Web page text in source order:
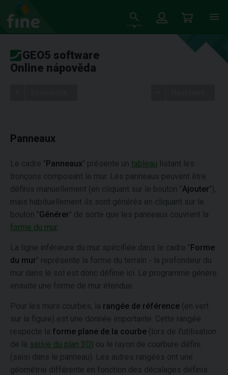
GEO5 software
Online nápověda
Panneaux
Le cadre "Panneaux" présente un tableau listant les
tronçons composant le mur. Les panneaux peuvent être
définis manuellement (en cliquant sur le bouton "Ajouter"),
mais habituellement ils sont générés en cliquant sur le
bouton "Générer" de sorte que les panneaux couvrent la
forme du mur.
La ligne inférieure du mur spécifiée dans le cadre "Forme
du mur" représente la forme du terrain - la profondeur du
mur dans le sol est donc définie ici. Le programme génère
ensuite une forme de mur étendue.
Pour les murs courbes, la rangée de référence (en vert
sur la figure) est une donnée importante. Cette rangée
respecte la forme plane de la courbe (lors de l'utilisation
de la saisie du plan 3D) ou le rayon de courbure défini
(saisi dans le panneau). Les autres rangées ont une
géométrie différente en fonction des décalages définis.